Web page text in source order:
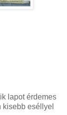
lapot érdemes
eséllyel